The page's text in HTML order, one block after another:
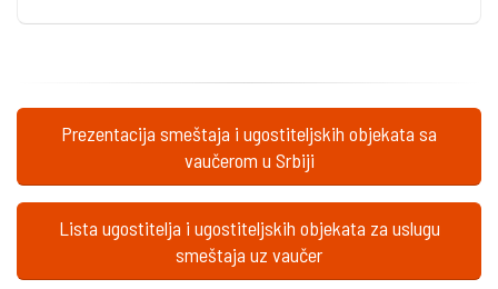
Prezentacija smeštaja i ugostiteljskih objekata sa
vaučerom u Srbiji
Lista ugostitelja i ugostiteljskih objekata za uslugu
smeštaja uz vaučer